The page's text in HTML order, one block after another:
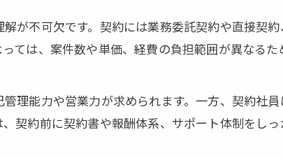
独立失敗を防ぐ軽貨物契約の見極め方
軽貨物業界の最新契約トレンドと注意点
軽貨物業務委託で安定収入を実現する方法
業務委託契約が軽貨物収入に与える影響
が不可欠です。契約には業務委託契約や直接契
ては、案件数や単価、経費の負担範囲が異なる
理能力や営業力が求められます。一方、契約社
契約前に契約書や報酬体系、サポート体制をし